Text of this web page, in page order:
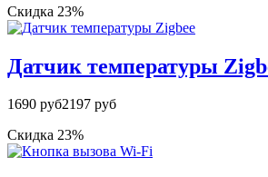
Скидка 23%
Датчик температуры
1690 руб2197 руб
Скидка 23%